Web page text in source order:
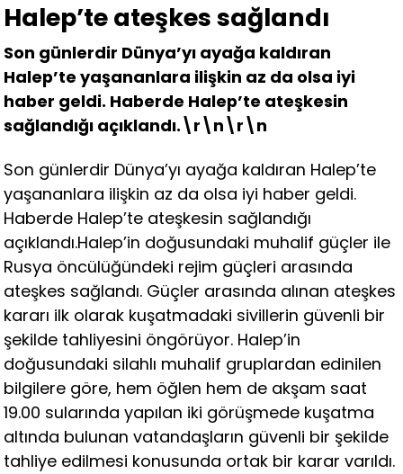
Halep’te ateşkes sağlandı
Son günlerdir Dünya’yı ayağa kaldıran
Halep’te yaşananlara ilişkin az da olsa iyi
haber geldi. Haberde Halep’te ateşkesin
sağlandığı açıklandı.\r\n\r\n
Son günlerdir Dünya’yı ayağa kaldıran Halep’te
yaşananlara ilişkin az da olsa iyi haber geldi.
Haberde Halep’te ateşkesin sağlandığı
açıklandı.Halep’in doğusundaki muhalif güçler ile
Rusya öncülüğündeki rejim güçleri arasında
ateşkes sağlandı. Güçler arasında alınan ateşkes
kararı ilk olarak kuşatmadaki sivillerin güvenli bir
şekilde tahliyesini öngörüyor. Halep’in
doğusundaki silahlı muhalif gruplardan edinilen
bilgilere göre, hem öğlen hem de akşam saat
19.00 sularında yapılan iki görüşmede kuşatma
altında bulunan vatandaşların güvenli bir şekilde
tahliye edilmesi konusunda ortak bir karar varıldı.